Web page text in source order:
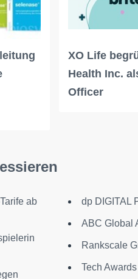
XO Life
Health Inc.
Officer
ab
dp DIGITAL
ABC Global
Rankscale
Tech